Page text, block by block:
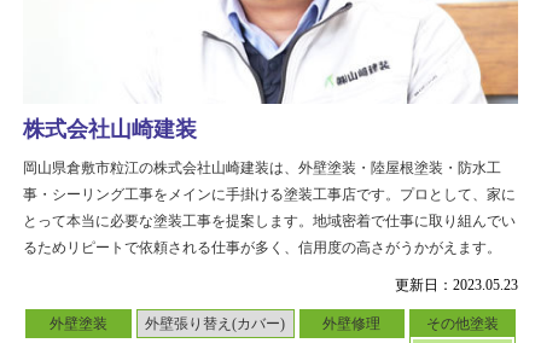
更新日：2023.05.23
外壁塗装 外壁張り替え(カバー) 外壁修理
その他塗装
株式会社山崎建装
岡山県倉敷市粒江の株式会社山崎建装は、外壁塗装・陸屋根塗装・防水工
事・シーリング工事をメインに手掛ける塗装工事店です。プロとして、家に
とって本当に必要な塗装工事を提案します。地域密着で仕事に取り組んでい
るためリピートで依頼される仕事が多く、信用度の高さがうかがえます。